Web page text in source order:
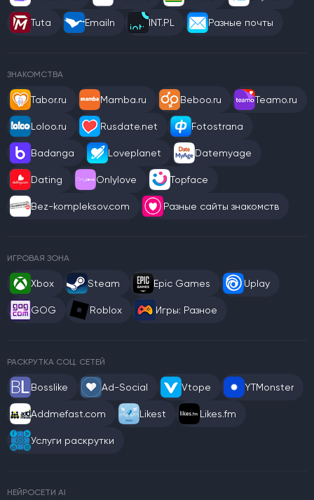
Tuta Emailn INT.PL Разные почты
ЗНАКОМСТВА
Tabor.ru Mamba.ru Beboo.ru Teamo.ru
Loloo.ru Rusdate.net Fotostrana
Badanga Loveplanet Datemyage
Dating Onlylove Topface
Bez-kompleksov.com Разные сайты знакомств
ИГРОВАЯ ЗОНА
Xbox Steam Epic Games Uplay
GOG Roblox Игры: Разное
РАСКРУТКА СОЦ. СЕТЕЙ
Bosslike Ad-Social Vtope YTMonster
Addmefast.com Likest Likes.fm
Услуги раскрутки
НЕЙРОСЕТИ AI